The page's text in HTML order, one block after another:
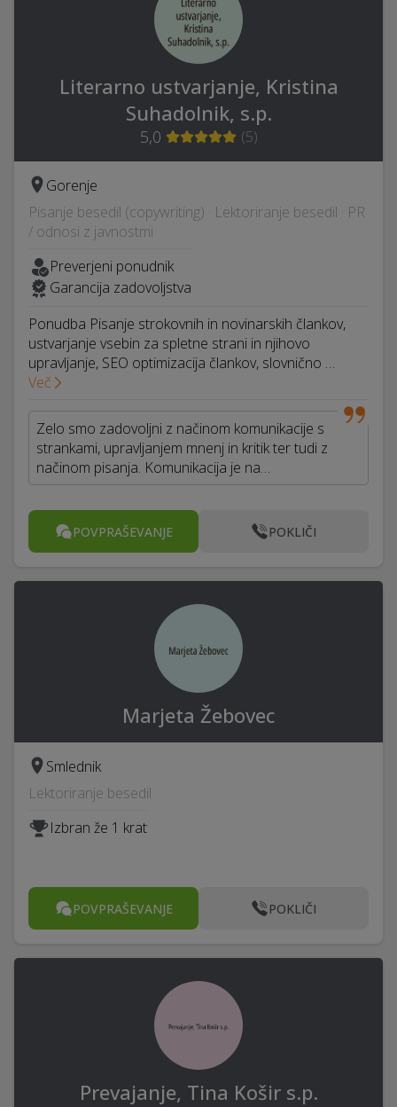
Literarno ustvarjanje, Kristina
Suhadolnik, s.p.
5,0 (5)
Gorenje
Pisanje besedil (copywriting) · Lektoriranje besedil · PR
/ odnosi z javnostmi
Preverjeni ponudnik
Garancija zadovoljstva
Ponudba Pisanje strokovnih in novinarskih člankov,
ustvarjanje vsebin za spletne strani in njihovo
upravljanje, SEO optimizacija člankov, slovnično …
Več
Zelo smo zadovoljni z načinom komunikacije s
strankami, upravljanjem mnenj in kritik ter tudi z
načinom pisanja. Komunikacija je na…
POVPRAŠEVANJE POKLIČI
Marjeta Žebovec
Smlednik
Lektoriranje besedil
Izbran že 1 krat
POVPRAŠEVANJE POKLIČI
Prevajanje, Tina Košir s.p.